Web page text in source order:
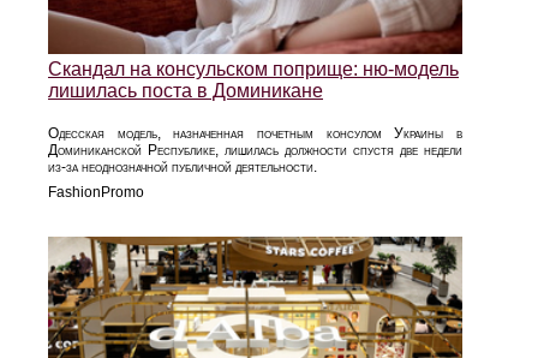
Скандал на консульском поприще: ню-модель
лишилась поста в Доминикане
Одесская модель, назначенная почетным консулом Украины в
Доминиканской Республике, лишилась должности спустя две недели
из-за неоднозначной публичной деятельности.
FashionPromo